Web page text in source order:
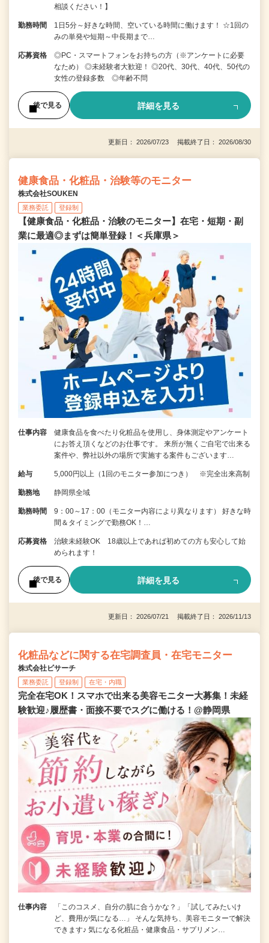
相談ください！】
勤務時間
1日5分～好きな時間、空いている時間に働けます！ ☆1回の
みの単発や短期～中長期まで…
応募資格
◎PC・スマートフォンをお持ちの方（※アンケートに必要
なため） ◎未経験者大歓迎！ ◎20代、30代、40代、50代の
女性の登録多数 ◎年齢不問
後で見る 詳細を見る
更新日： 2026/07/23 掲載終了日： 2026/08/30
健康食品・化粧品・治験等のモニター
株式会社SOUKEN
業務委託 登録制
【健康食品・化粧品・治験のモニター】在宅・短期・副
業に最適◎まずは簡単登録！＜兵庫県＞
仕事内容
健康食品を食べたり化粧品を使用し、身体測定やアンケート
にお答え頂くなどのお仕事です。 来所が無くご自宅で出来る
案件や、弊社以外の場所で実施する案件もございます…
給与 5,000円以上（1回のモニター参加につき） ※完全出来高制
勤務地 静岡県全域
勤務時間
9：00～17：00（モニター内容により異なります） 好きな時
間＆タイミングで勤務OK！…
応募資格
治験未経験OK 18歳以上であれば初めての方も安心して始
められます！
後で見る 詳細を見る
更新日： 2026/07/21 掲載終了日： 2026/11/13
化粧品などに関する在宅調査員・在宅モニター
株式会社ビサーチ
業務委託 登録制 在宅・内職
完全在宅OK！スマホで出来る美容モニター大募集！未経
験歓迎♪履歴書・面接不要でスグに働ける！@静岡県
仕事内容
「このコスメ、自分の肌に合うかな？」「試してみたいけ
ど、費用が気になる…」 そんな気持ち、美容モニターで解決
できます♪ 気になる化粧品・健康食品・サプリメン…